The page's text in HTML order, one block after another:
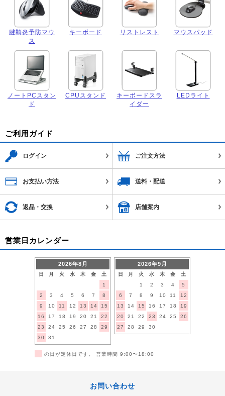
腱鞘炎予防マウ
ス
キーボード リストレスト マウスパッド
ノートPCスタン
ド
CPUスタンド
キーボードスラ
イダー
LEDライト
ご利用ガイド
ログイン ご注文方法
お支払い方法 送料・配送
返品・交換 店舗案内
営業日カレンダー
2026年8月
日 月 火 水 木 金
土
1
2
3 4 5 6 7
8
9
10 11 12 13 14
15
16
17 18 19 20 21
22
23
24 25 26 27 28
29
30
31
2026年9月
日 月 火 水 木 金
土
1
2 3 4
5
6
7 8 9 10 11
12
13
14 15 16 17 18
19
20
21 22 23 24 25
26
27
28 29 30
の日が定休日です。 営業時間 9:00〜18:00
お問い合わせ